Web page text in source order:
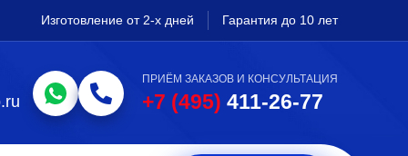
Изготовление от 2-х дней Гарантия до 10 лет
ПРИЁМ ЗАКАЗОВ И КОНСУЛЬТАЦИЯ
+7 (495) 411-26-77